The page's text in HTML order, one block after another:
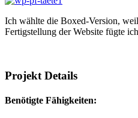
Ich wählte die Boxed-Version,
Fertigstellung der Website fügte
Projekt Details
Benötigte Fähigkeiten: